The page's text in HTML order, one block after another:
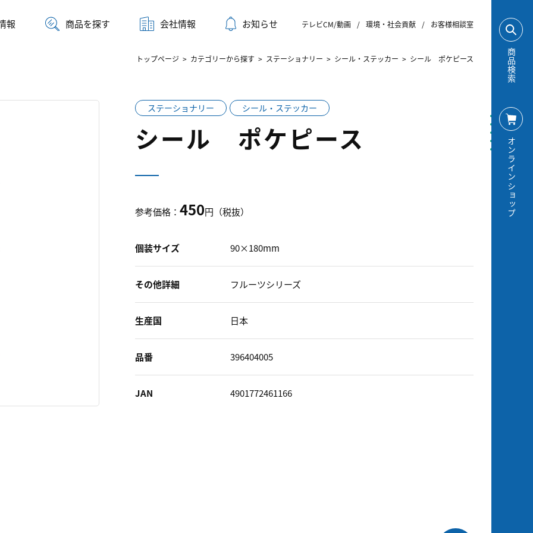
報 商品を探す 会社情報 お知らせ テレビCM/動画 / 環境・社会貢献 / お客様相談室
トップページ > カテゴリーから探す > ステーショナリー > シール・ステッカー > シール ポケピース
ステーショナリー シール・ステッカー
シール ポケピース
参考価格： 450円（税抜）
個装サイズ 90×180mm
その他詳細 フルーツシリーズ
生産国 日本
品番 396404005
JAN 4901772461166
商品検索
オンラインショップ